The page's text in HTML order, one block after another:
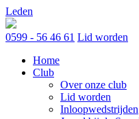
Skip
to
content
Leden
0599 - 56 46 61 Lid worden
Home
Club
Over onze club
Lid worden
Inloopwedstrijden